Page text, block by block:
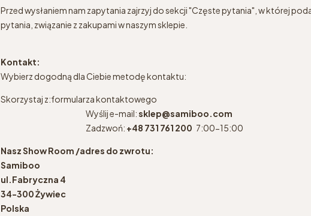
Przed wysłaniem nam zapytania zajrzyj do sekcji "Częste pytania", w której
pytania, związanie z zakupami w naszym sklepie.
Kontakt:
Wybierz dogodną dla Ciebie metodę kontaktu:
Skorzystaj z:formularza kontaktowego
Wyślij e-mail:sklep@samiboo.com
Zadzwoń: +48 731 761 200 7:00-15:00
Nasz Show Room /adres do zwrotu:
Samiboo
ul.Fabryczna 4
34-300 Żywiec
Polska